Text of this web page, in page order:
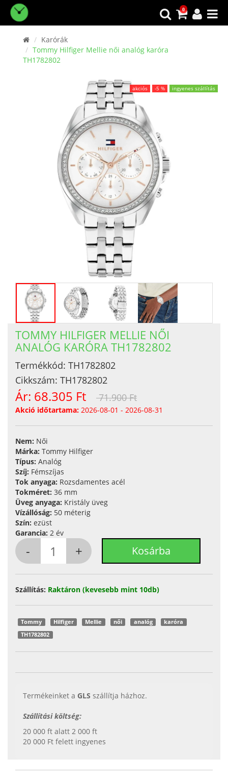
0
Karórák
Tommy Hilfiger Mellie női analóg karóra
TH1782802
akciós -5 % ingyenes szállítás
TOMMY HILFIGER MELLIE NŐI
ANALÓG KARÓRA TH1782802
Termékkód: TH1782802
Cikkszám: TH1782802
Ár: 68.305 Ft 71.900 Ft
Akció időtartama: 2026-08-01 - 2026-08-31
Nem: Női
Márka: Tommy Hilfiger
Típus: Analóg
Szíj: Fémszíjas
Tok anyaga: Rozsdamentes acél
Tokméret: 36 mm
Üveg anyaga: Kristály üveg
Vízállóság: 50 méterig
Szín: ezüst
Garancia: 2 év
Szállítás: Raktáron (kevesebb mint 10db)
Tommy Hilfiger Mellie női analóg
karóra
TH1782802
Termékeinket a GLS szállítja házhoz.
Szállítási költség:
20 000 ft alatt 2 000 ft
20 000 Ft felett ingyenes